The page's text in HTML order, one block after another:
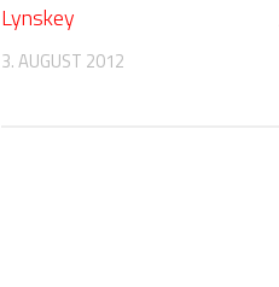
Lynskey
3. AUGUST 2012